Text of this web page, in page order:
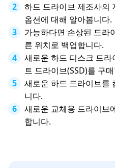
하드 드라이브 제조사의
옵션에 대해 알아봅니다.
가능하다면 손상된 드라
른 위치로 백업합니다.
새로운 하드 디스크 드
트 드라이브(SSD)를 구
새로운 하드 드라이브를
니다.
새로운 교체용 드라이브
합니다.